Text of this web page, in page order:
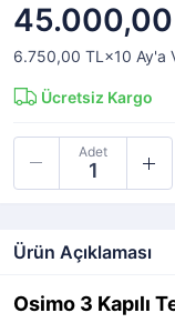
45.000,00
6.750,00 TL×10 Ay'a
Ücretsiz Kargo
Adet
Ürün Açıklaması
Osimo 3 Kapılı